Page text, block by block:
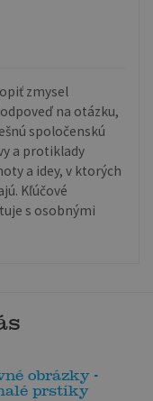
zmysel
na otázku,
spoločenskú
a protiklady
a idey, v ktorých
Kľúčové
s osobnými
obrázky -
prstíky